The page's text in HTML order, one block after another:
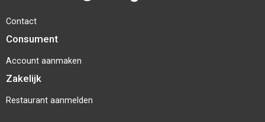
Contact
Consument
Account aanmaken
Zakelijk
Restaurant aanmelden